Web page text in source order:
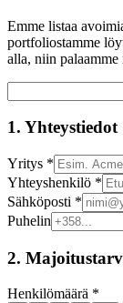
Emme listaa
portfoliostamme
alla, niin
1. Yhteystiedot
Yritys *
Yhteyshenkilö *
Sähköposti *
Puhelin
2.
Henkilömäärä *